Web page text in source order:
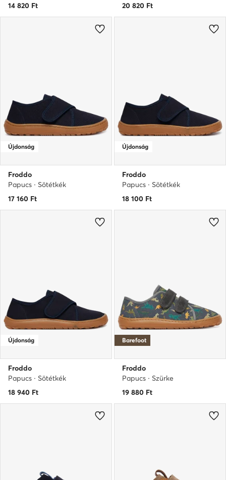
14 820 Ft
20 820 Ft
Újdonság
Froddo
Papucs · Sötétkék
17 160 Ft
Újdonság
Froddo
Papucs · Sötétkék
18 100 Ft
Újdonság
Froddo
Papucs · Sötétkék
18 940 Ft
Barefoot
Froddo
Papucs · Szürke
19 880 Ft